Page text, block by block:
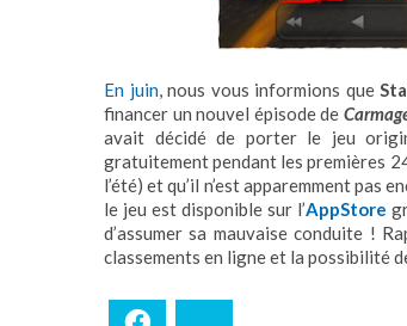
En juin, nous vous informions que
financer un nouvel épisode de
avait décidé de porter le jeu
gratuitement pendant les premières
l’été) et qu’il n’est apparemment pas
le jeu est disponible sur l’AppStore
d’assumer sa mauvaise conduite !
classements en ligne et la possibilité